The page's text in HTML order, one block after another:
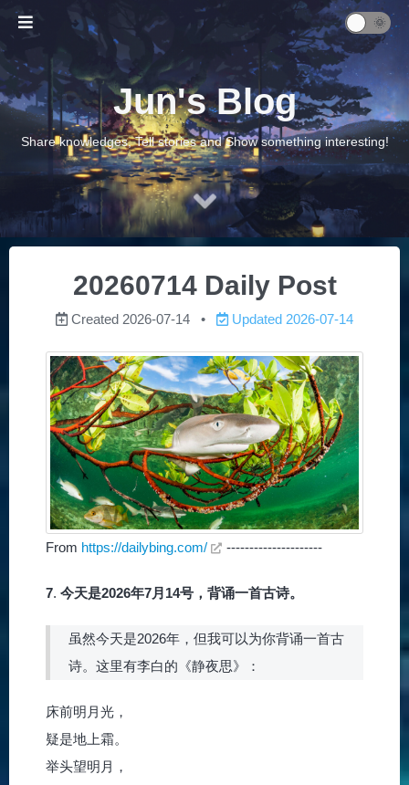
Jun's Blog
Share knowledges, Tell stories and Show something interesting!
20260714 Daily Post
Created 2026-07-14 Updated 2026-07-14
From https://dailybing.com/ ---------------------
7. 今天是2026年7月14号，背诵一首古诗。
虽然今天是2026年，但我可以为你背诵一首古
诗。这里有李白的《静夜思》：
床前明月光，
疑是地上霜。
举头望明月，